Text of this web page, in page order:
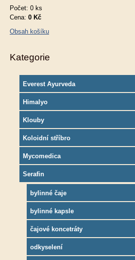
Počet: 0 ks
Cena: 0 Kč
Obsah košíku
Kategorie
Everest Ayurveda
Himalyo
Klouby
Koloidní stříbro
Mycomedica
Serafin
bylinné čaje
bylinné kapsle
čajové koncetráty
odkyselení